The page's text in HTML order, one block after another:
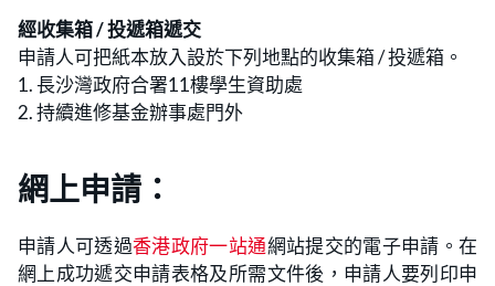
經收集箱 / 投遞箱遞交
申請人可把紙本放入設於下列地點的收集箱 / 投遞箱。
1. 長沙灣政府合署11樓學生資助處
2. 持續進修基金辦事處門外
網上申請：
申請人可透過香港政府一站通網站提交的電子申請。在
網上成功遞交申請表格及所需文件後，申請人要列印申